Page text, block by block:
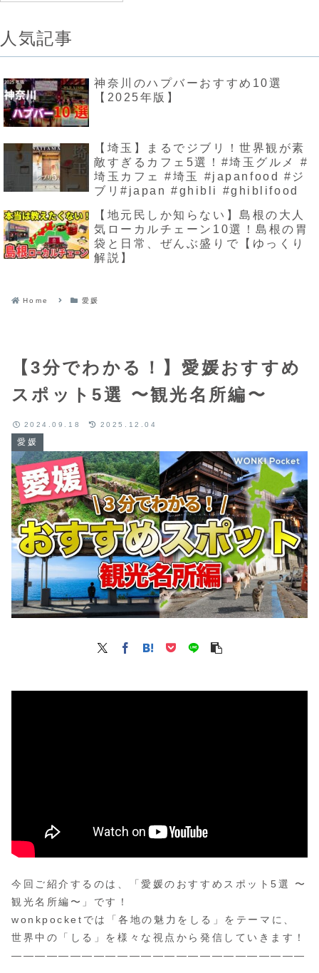
人気記事
神奈川のハプバーおすすめ10選
【2025年版】
【埼玉】まるでジブリ！世界観が素
敵すぎるカフェ5選！#埼玉グルメ #
埼玉カフェ #埼玉 #japanfood #ジ
ブリ#japan #ghibli #ghiblifood
【地元民しか知らない】島根の大人
気ローカルチェーン10選！島根の胃
袋と日常、ぜんぶ盛りで【ゆっくり
解説】
Home 愛媛
【3分でわかる！】愛媛おすすめ
スポット5選 〜観光名所編〜
愛媛
2024.09.18 2025.12.04
今回ご紹介するのは、「愛媛のおすすめスポット5選 〜
観光名所編〜」です！
wonkpocketでは「各地の魅力をしる」をテーマに、
世界中の「しる」を様々な視点から発信していきます！
—————————————————————————